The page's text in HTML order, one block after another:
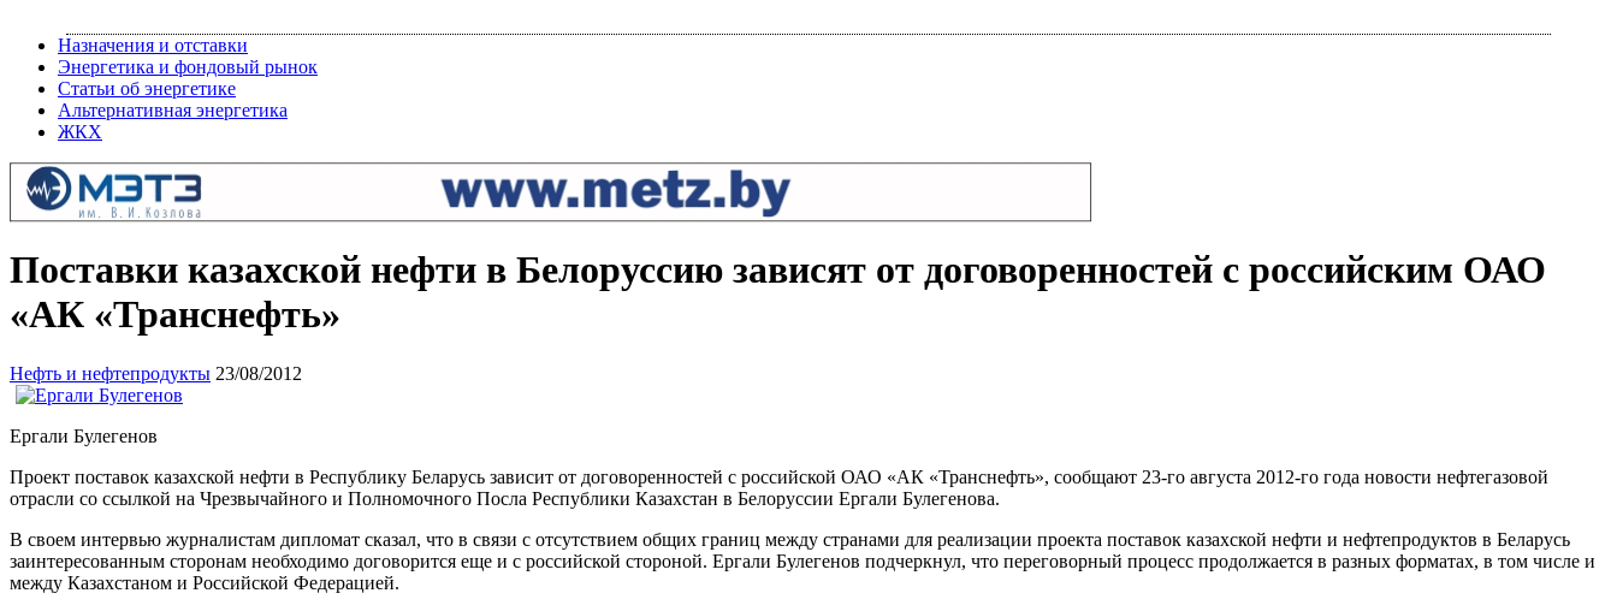
Назначения и отставки
Энергетика и фондовый рынок
Статьи об энергетике
Альтернативная энергетика
ЖКХ
Поставки казахской нефти в Белоруссию зависят от договоренностей с российским ОАО
«АК «Транснефть»
Нефть и нефтепродукты 23/08/2012
Ергали Булегенов
Проект поставок казахской нефти в Республику Беларусь зависит от договоренностей с российской ОАО «АК «Транснефть», сообщают 23-го августа 2012-го года новости нефтегазовой
отрасли со ссылкой на Чрезвычайного и Полномочного Посла Республики Казахстан в Белоруссии Ергали Булегенова.
В своем интервью журналистам дипломат сказал, что в связи с отсутствием общих границ между странами для реализации проекта поставок казахской нефти и нефтепродуктов в Беларусь
заинтересованным сторонам необходимо договорится еще и с российской стороной. Ергали Булегенов подчеркнул, что переговорный процесс продолжается в разных форматах, в том числе и
между Казахстаном и Российской Федерацией.